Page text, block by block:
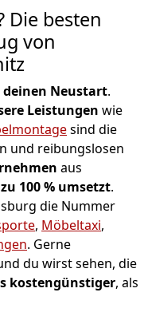
Die besten
von
deinen Neustart.
Leistungen wie
sind die
und reibungslosen
aus
100 % umsetzt.
die Nummer
, Möbeltaxi,
. Gerne
du wirst sehen, die
kostengünstiger, als